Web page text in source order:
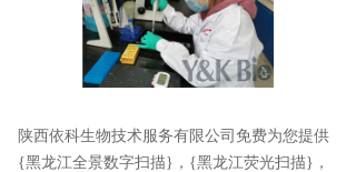
陕西依科生物技术服务有限公司免费为您提供
{黑龙江全景数字扫描} ，{黑龙江荧光扫描}，